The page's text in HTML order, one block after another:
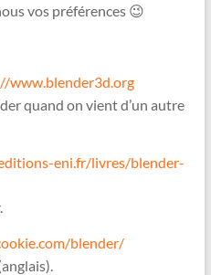
vos préférences 😉
www.blender3d.org
quand on vient d’un autre
eni.fr/livres/blender-
blender/